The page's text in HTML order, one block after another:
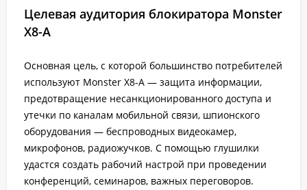
Целевая аудитория блокиратора Monster
X8-A
Основная цель, с которой большинство потребителей
используют Monster X8-A — защита информации,
предотвращение несанкционированного доступа и
утечки по каналам мобильной связи, шпионского
оборудования — беспроводных видеокамер,
микрофонов, радиожучков. С помощью глушилки
удастся создать рабочий настрой при проведении
конференций, семинаров, важных переговоров.